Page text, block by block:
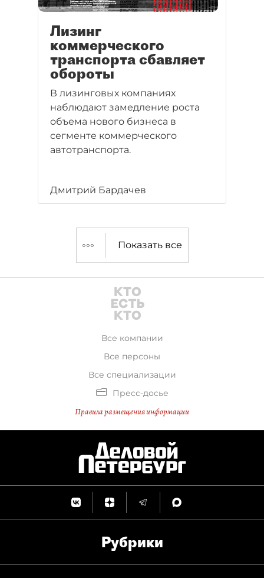
Лизинг
коммерческого
транспорта сбавляет
обороты
В лизинговых компаниях
наблюдают замедление роста
объема нового бизнеса в
сегменте коммерческого
автотранспорта.
Дмитрий Бардачев
Показать все
Все компании
Все персоны
Все специализации
Пресс-досье
Правила размещения информации
Рубрики